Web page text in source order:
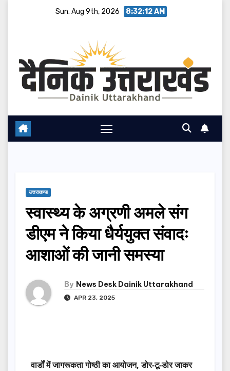
Sun. Aug 9th, 2026 8:32:13 AM
उत्तराखण्ड
स्वास्थ्य के अग्रणी अमले संग
डीएम ने किया धैर्ययुक्त संवादः
आशाओं की जानी समस्या
By News Desk Dainik Uttarakhand
APR 23, 2025
वार्डों में जागरूकता गोष्ठी का आयोजन, डोर-टू-डोर जाकर